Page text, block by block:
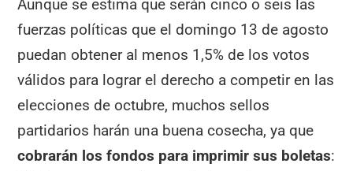
Aunque se estima que serán cinco o seis las
fuerzas políticas que el domingo 13 de agosto
puedan obtener al menos 1,5% de los votos
válidos para lograr el derecho a competir en las
elecciones de octubre, muchos sellos
partidarios harán una buena cosecha, ya que
cobrarán los fondos para imprimir sus boletas: